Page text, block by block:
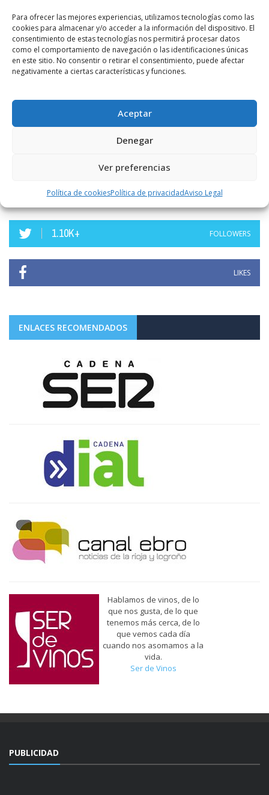
Para ofrecer las mejores experiencias, utilizamos tecnologías como las
cookies para almacenar y/o acceder a la información del dispositivo. El
consentimiento de estas tecnologías nos permitirá procesar datos
como el comportamiento de navegación o las identificaciones únicas
en este sitio. No consentir o retirar el consentimiento, puede afectar
negativamente a ciertas características y funciones.
Aceptar
Denegar
Ver preferencias
Política de cookiesPolítica de privacidadAviso Legal
COMENTARIOS RECIENTES
CARLOS on 8 AGOSTO, 2026
Te aburres. Hay mas servilletas babeadas que colillas como la que a ti te
FOTODENUNCIAS | Fumar no es güay
SÍGUENOS
1.10K+ FOLLOWERS
LIKES
ENLACES RECOMENDADOS
Hablamos de vinos, de lo
que nos gusta, de lo que
tenemos más cerca, de lo
que vemos cada día
cuando nos asomamos a la
vida.
Ser de Vinos
PUBLICIDAD